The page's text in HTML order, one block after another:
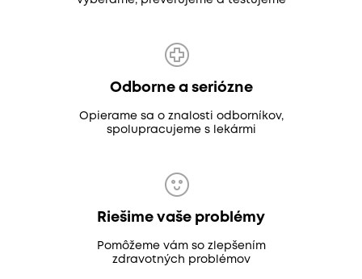
Odborne a seriózne
Opierame sa o znalosti odborníkov,
spolupracujeme s lekármi
Riešime vaše problémy
Pomôžeme vám so zlepšením
zdravotných problémov